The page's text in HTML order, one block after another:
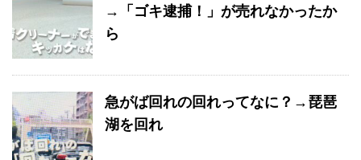
→「ゴキ逮捕！」が売れなかったか
ら
急がば回れの回れってなに？→琵琶
湖を回れ